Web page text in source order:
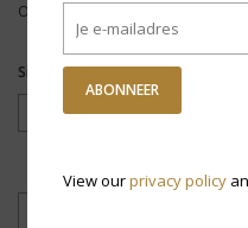
Op voorraad
Size:
ABONNEER
View ourprivacy policy